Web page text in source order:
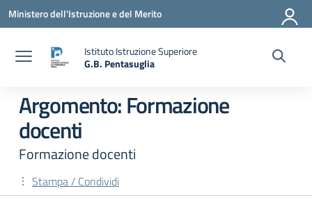
Vai ai contenuti
Vai al menu di navigazione
Vai al footer
Ministero dell'Istruzione e del Merito
Istituto Istruzione Superiore
G.B. Pentasuglia
— Visita la pagina iniziale della scuola
Argomento: Formazione
docenti
Formazione docenti
Stampa / Condividi